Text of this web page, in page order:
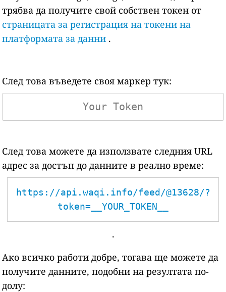
трябва да получите свой собствен токен от
страницата за регистрация на токени на
платформата за данни .
След това въведете своя маркер тук:
След това можете да използвате следния URL
адрес за достъп до данните в реално време:
https://api.waqi.info/feed/@13628/?
token=__YOUR_TOKEN__
.
Ако всичко работи добре, тогава ще можете да
получите данните, подобни на резултата по-
долу: